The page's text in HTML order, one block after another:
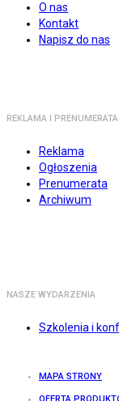
O nas
Kontakt
Napisz do nas
REKLAMA I PRENUMERATA
Reklama
Ogłoszenia
Prenumerata
Archiwum
NASZE WYDARZENIA
Szkolenia i
MAPA STRONY